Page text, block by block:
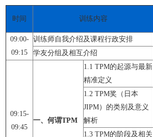
时间 训练内容
09:00-
09:15
训练师自我介绍及课程行政安排
学友分组及相互介绍
09:15-
09:45
一、何谓TPM
1.1 TPM的起源与最新
精准定义
1.2 TPM奖（日本
JIPM）的类别及意义
解析
1.3 TPM的阶段及相关